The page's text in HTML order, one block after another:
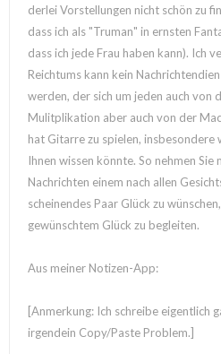
derlei Vorstellungen nicht schön zu
dass ich als "Truman" in ernsten
dass ich jede Frau haben kann). Ich
Reichtums kann kein
werden, der sich um jeden auch von
Mulitplikation aber auch von der
hat Gitarre zu spielen, insbesondere
Ihnen wissen könnte. So nehmen Sie
Nachrichten einem nach allen
scheinendes Paar Glück zu
gewünschtem Glück zu begleiten.
Aus meiner Notizen-App:
[Anmerkung: Ich schreibe eigentlich
irgendein Copy/Paste Problem.]